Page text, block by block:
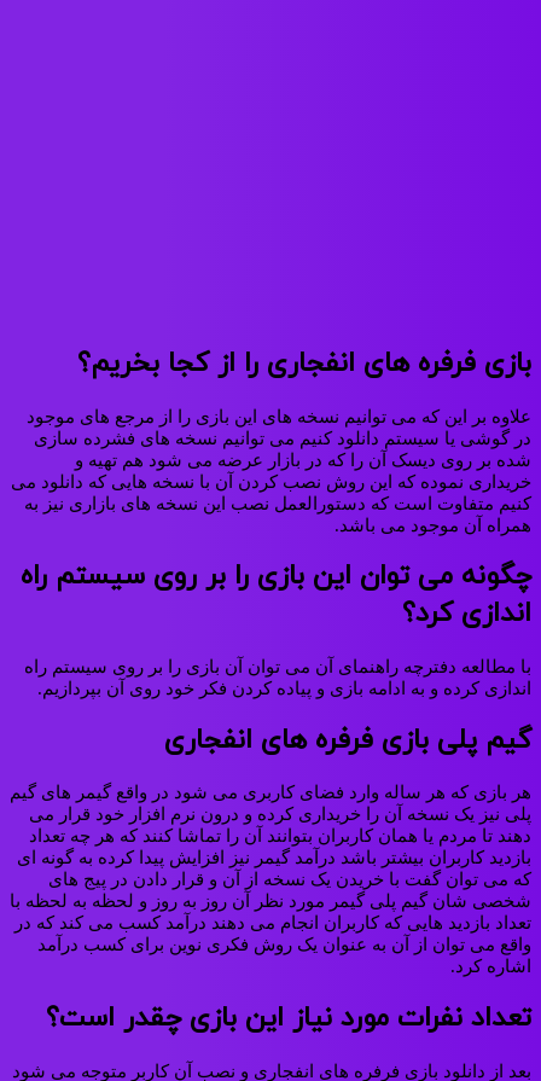
بازی فرفره های انفجاری را از کجا بخریم؟
علاوه بر این که می توانیم نسخه های این بازی را از مرجع های موجود
در گوشی یا سیستم دانلود کنیم می توانیم نسخه های فشرده سازی
شده بر روی دیسک آن را که در بازار عرضه می‌ شود هم تهیه و
خریداری نموده که این روش نصب کردن آن با نسخه هایی که دانلود می
کنیم متفاوت است که دستورالعمل نصب این نسخه های بازاری نیز به
همراه آن موجود می باشد.
چگونه می توان این بازی را بر روی سیستم راه
اندازی کرد؟
با مطالعه دفترچه راهنمای آن می‌ توان آن بازی را بر روی سیستم راه
اندازی کرده و به ادامه بازی و پیاده کردن فکر خود روی آن بپردازیم.
گیم پلی بازی فرفره های انفجاری
هر بازی که هر ساله وارد فضای کاربری می شود در واقع گیمر های گیم
پلی نیز یک نسخه آن را خریداری کرده و درون نرم افزار خود قرار می‌
دهند تا مردم یا همان کاربران بتوانند آن را تماشا کنند که هر چه تعداد
بازدید کاربران بیشتر باشد درآمد گیمر نیز افزایش پیدا کرده به گونه ای
که می توان گفت با خریدن یک نسخه از آن و قرار دادن در پیج های
شخصی شان گیم پلی گیمر مورد نظر آن روز به روز و لحظه به لحظه با
تعداد بازدید هایی که کاربران انجام می دهند درآمد کسب می کند که در
واقع می توان از آن به عنوان یک روش فکری نوین برای کسب درآمد
اشاره کرد.
تعداد نفرات مورد نیاز این بازی چقدر است؟
بعد از دانلود بازی فرفره های انفجاری و نصب آن کاربر متوجه می شود